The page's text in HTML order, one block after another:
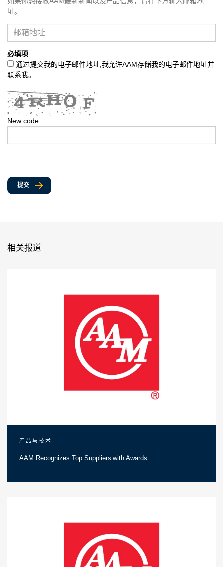
址。
必填项
通过提交我的电子邮件地址,我允许AAM存储我的电子邮件地址并
联系我。
New code
提交
相关报道
产品与技术
AAM Recognizes Top Suppliers with Awards